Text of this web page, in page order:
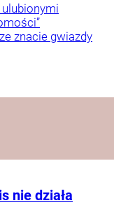
znacie gwiazdy
nie działa